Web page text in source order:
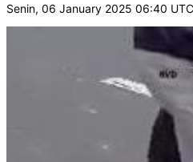
Senin, 06 January 2025 06:40 UTC